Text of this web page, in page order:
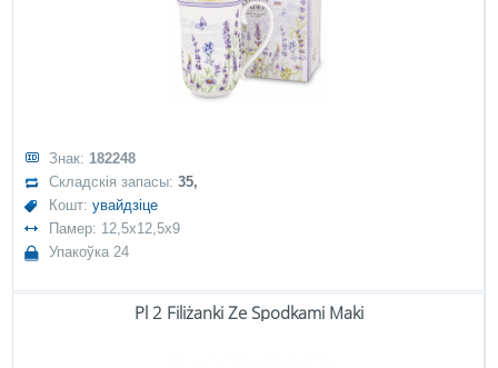
Знак: 182248
Складскія запасы:35,
Кошт:увайдзіце
Памер: 12,5x12,5x9
Упакоўка 24
Pl 2 Filiżanki Ze Spodkami Maki